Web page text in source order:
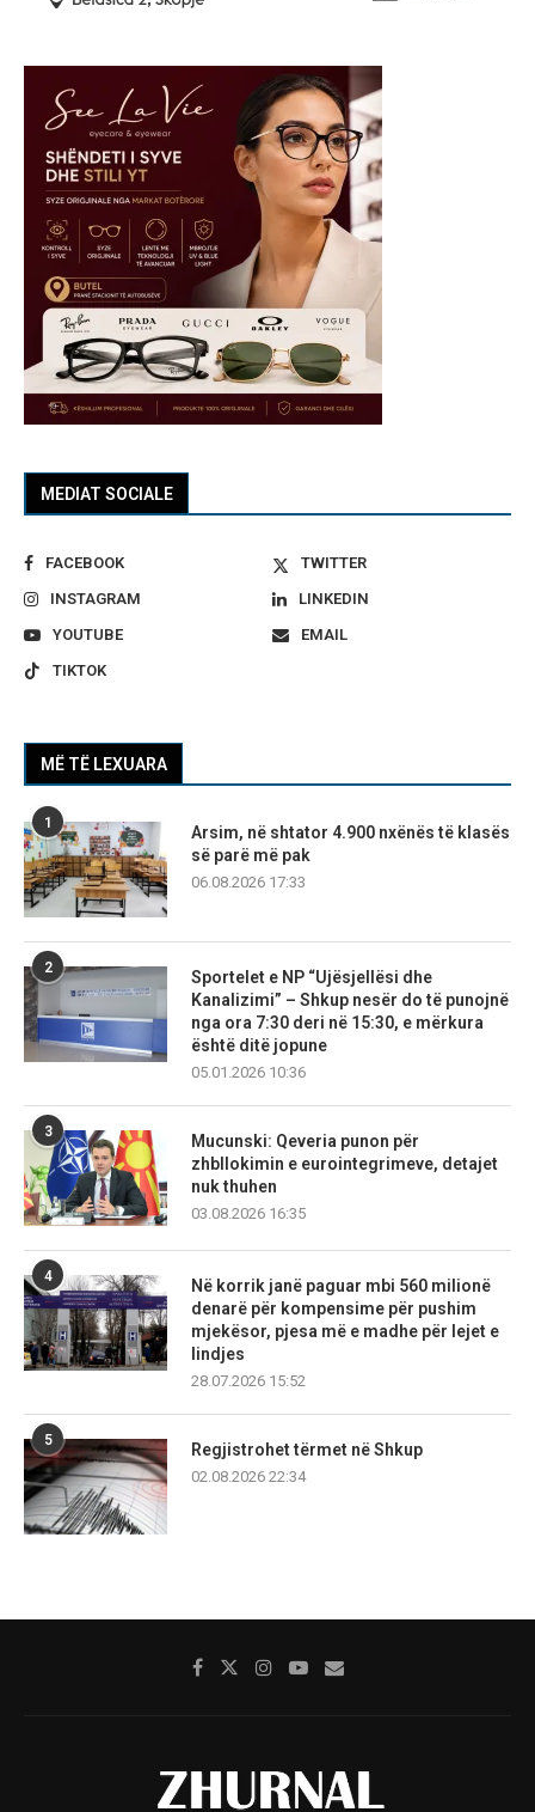
MEDIAT SOCIALE
FACEBOOK
TWITTER
INSTAGRAM
LINKEDIN
YOUTUBE
EMAIL
TIKTOK
MË TË LEXUARA
1
Arsim, në shtator 4.900 nxënës të klasës
së parë më pak
06.08.2026 17:33
2
Sportelet e NP “Ujësjellësi dhe
Kanalizimi” – Shkup nesër do të punojnë
nga ora 7:30 deri në 15:30, e mërkura
është ditë jopune
05.01.2026 10:36
3
Mucunski: Qeveria punon për
zhbllokimin e eurointegrimeve, detajet
nuk thuhen
03.08.2026 16:35
4
Në korrik janë paguar mbi 560 milionë
denarë për kompensime për pushim
mjekësor, pjesa më e madhe për lejet e
lindjes
28.07.2026 15:52
5
Regjistrohet tërmet në Shkup
02.08.2026 22:34